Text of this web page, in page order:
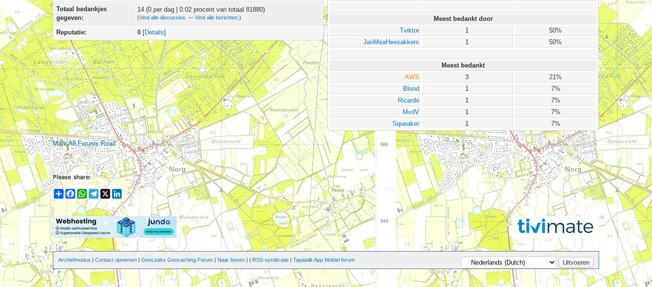
Totaal bedankjes
gegeven:
14 (0 per dag | 0.02 procent van totaal 81880)
(Vind alle discussies. —Vind alle berichten.)
Reputatie: 0 [Details]
Meest bedankt door
Tviktor
1
50%
JanMeaHeesakkers
1 50%
Meest bedankt
AWS
3
21%
Blond
1
7%
Ricardo
1
7%
MvdV
1
7%
Squeaker
1 7%
Mark All Forums Read
ShareFacebook
WhatsApp
Telegram
X LinkedIn
Archiefmodus |Contact opnemen |GeoLeaks Geocaching Forum Naar boven RSS-syndicatie |Tapatalk App Mobiel forum